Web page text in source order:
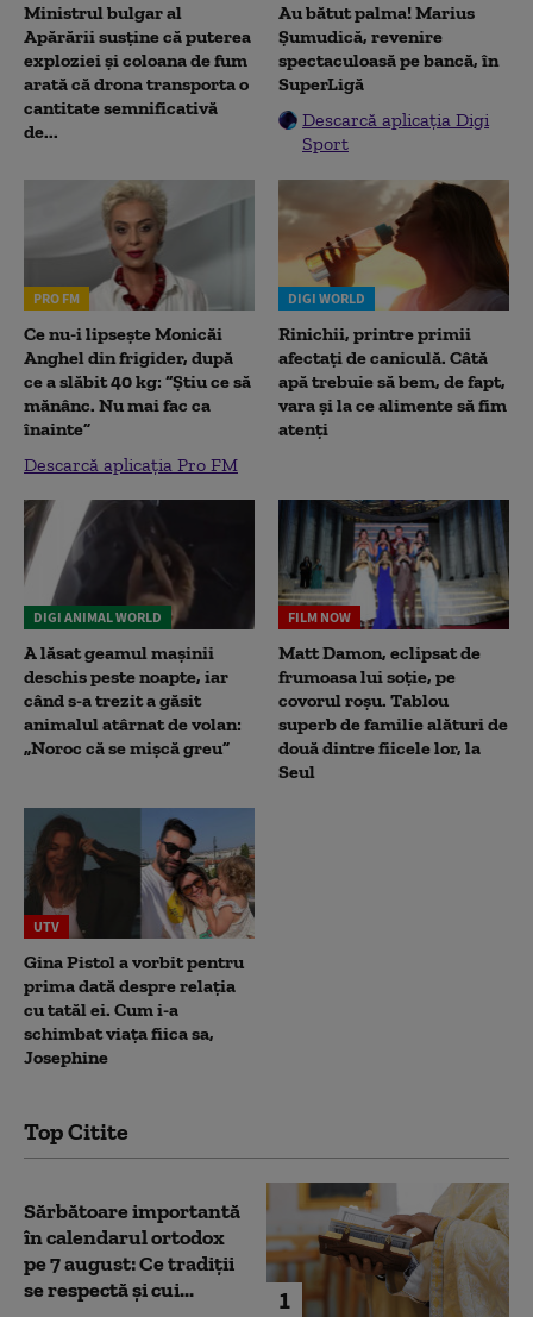
Ministrul bulgar al
Apărării susține că puterea
exploziei și coloana de fum
arată că drona transporta o
cantitate semnificativă
de...
Au bătut palma! Marius
Șumudică, revenire
spectaculoasă pe bancă, în
SuperLigă
Descarcă aplicația Digi
Sport
PRO FM
Ce nu-i lipsește Monicăi
Anghel din frigider, după
ce a slăbit 40 kg: “Știu ce să
mănânc. Nu mai fac ca
înainte”
Descarcă aplicația Pro FM
DIGI WORLD
Rinichii, printre primii
afectați de caniculă. Câtă
apă trebuie să bem, de fapt,
vara și la ce alimente să fim
atenți
DIGI ANIMAL WORLD
A lăsat geamul mașinii
deschis peste noapte, iar
când s-a trezit a găsit
animalul atârnat de volan:
„Noroc că se mișcă greu”
FILM NOW
Matt Damon, eclipsat de
frumoasa lui soție, pe
covorul roșu. Tablou
superb de familie alături de
două dintre fiicele lor, la
Seul
UTV
Gina Pistol a vorbit pentru
prima dată despre relația
cu tatăl ei. Cum i-a
schimbat viața fiica sa,
Josephine
Top Citite
1
Sărbătoare importantă
în calendarul ortodox
pe 7 august: Ce tradiții
se respectă și cui...